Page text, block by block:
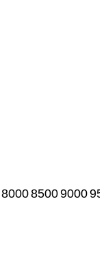
800085009000